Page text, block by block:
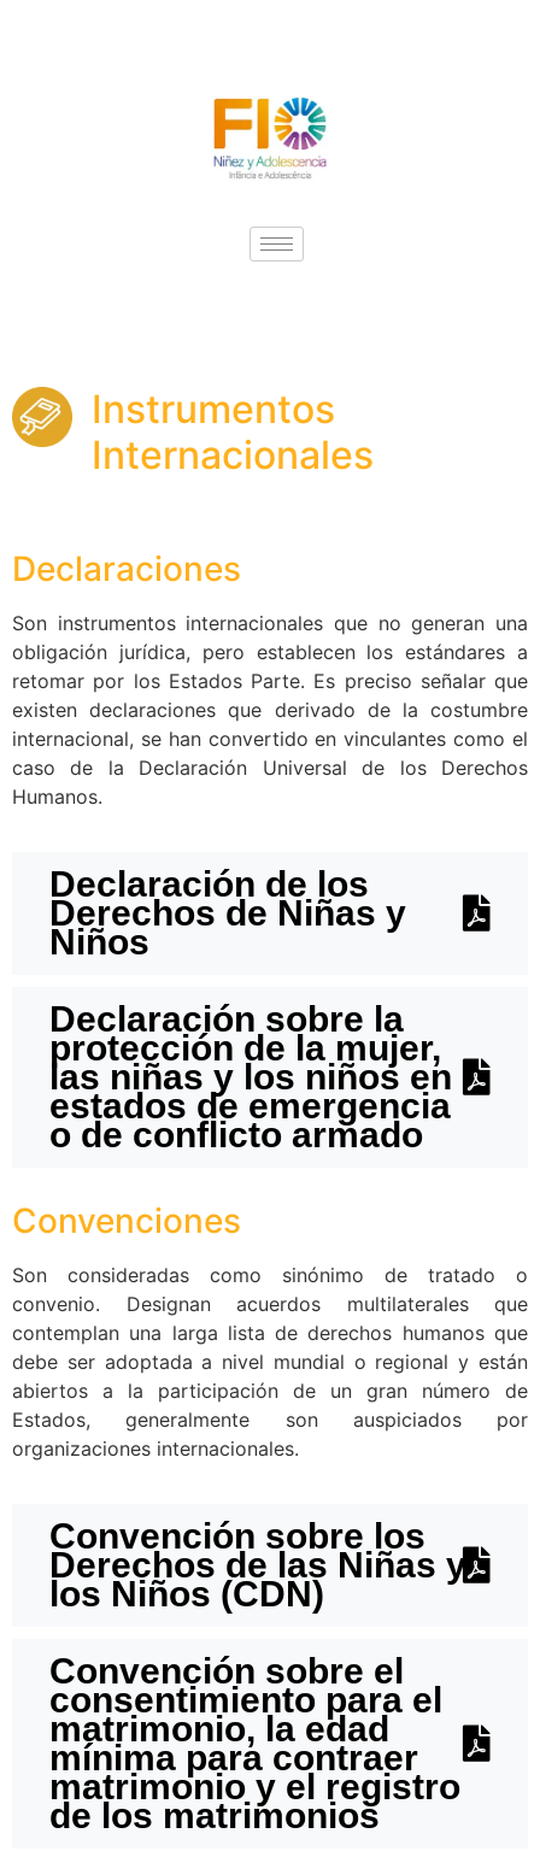
Instrumentos
Internacionales
Declaraciones
Son instrumentos internacionales que no generan una
obligación jurídica, pero establecen los estándares a
retomar por los Estados Parte. Es preciso señalar que
existen declaraciones que derivado de la costumbre
internacional, se han convertido en vinculantes como el
caso de la Declaración Universal de los Derechos
Humanos.
Declaración de los
Derechos de Niñas y
Niños
Declaración sobre la
protección de la mujer,
las niñas y los niños en
estados de emergencia
o de conflicto armado
Convenciones
Son consideradas como sinónimo de tratado o
convenio. Designan acuerdos multilaterales que
contemplan una larga lista de derechos humanos que
debe ser adoptada a nivel mundial o regional y están
abiertos a la participación de un gran número de
Estados, generalmente son auspiciados por
organizaciones internacionales.
Convención sobre los
Derechos de las Niñas y
los Niños (CDN)
Convención sobre el
consentimiento para el
matrimonio, la edad
mínima para contraer
matrimonio y el registro
de los matrimonios